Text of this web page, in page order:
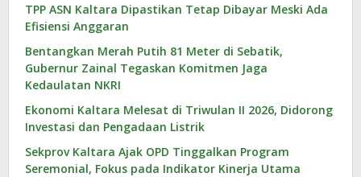
TPP ASN Kaltara Dipastikan Tetap Dibayar Meski Ada
Efisiensi Anggaran
Bentangkan Merah Putih 81 Meter di Sebatik,
Gubernur Zainal Tegaskan Komitmen Jaga
Kedaulatan NKRI
Ekonomi Kaltara Melesat di Triwulan II 2026, Didorong
Investasi dan Pengadaan Listrik
Sekprov Kaltara Ajak OPD Tinggalkan Program
Seremonial, Fokus pada Indikator Kinerja Utama